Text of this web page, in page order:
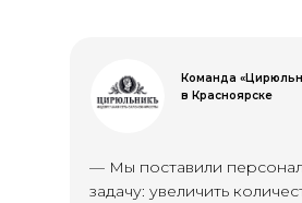
— Мы поставили
задачу: увеличить
Команда
в Красноярске